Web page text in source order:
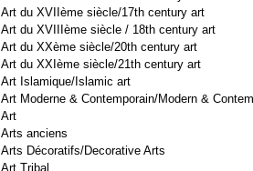
Art du XVIIème siècle/17th century art
Art du XVIIIème siècle / 18th century art
Art du XXème siècle/20th century art
Art du XXIème siècle/21th century art
Art Islamique/Islamic art
Art Moderne & Contemporain/Modern &
Art
Arts anciens
Arts Décoratifs/Decorative Arts
Art Tribal